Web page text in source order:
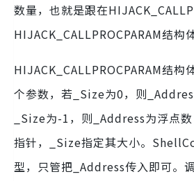
数量，也就是跟在
HIJACK_CALLPROCPARAM结构
HIJACK_CALLPROCPARAM结构
个参数，若_Size为0，则
_Size为-1，则_Address为浮点
指针，_Size指定其大小。
型，只管把_Address传入即可。